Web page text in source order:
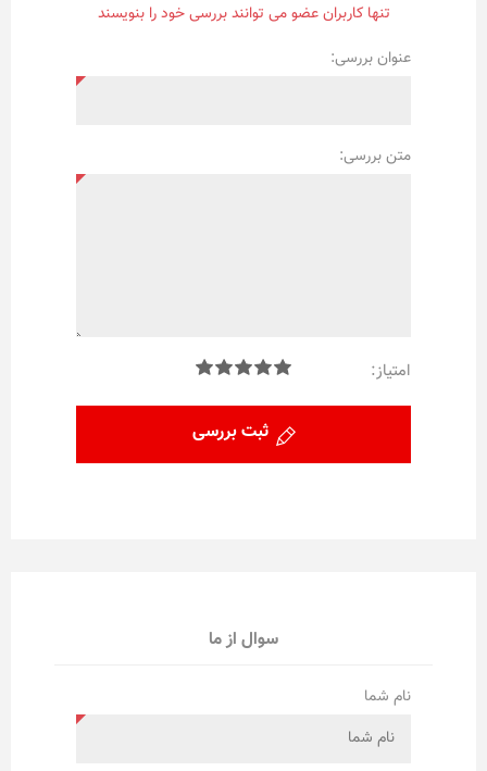
تنها کاربران عضو می توانند بررسی خود را بنویسند
عنوان بررسی:
متن بررسی:
امتیاز:
ثبت بررسی
سوال از ما
نام شما